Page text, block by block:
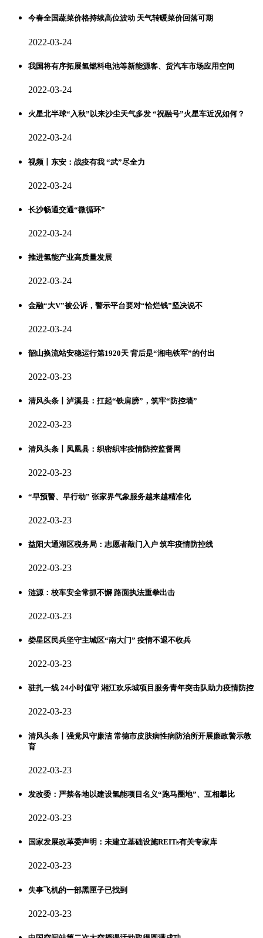
今春全国蔬菜价格持续高位波动 天气转暖菜价回落可期
2022-03-24
我国将有序拓展氢燃料电池等新能源客、货汽车市场应用空间
2022-03-24
火星北半球“入秋”以来沙尘天气多发 “祝融号”火星车近况如何？
2022-03-24
视频丨东安：战疫有我 “武”尽全力
2022-03-24
长沙畅通交通“微循环”
2022-03-24
推进氢能产业高质量发展
2022-03-24
金融“大V”被公诉，警示平台要对“恰烂钱”坚决说不
2022-03-24
韶山换流站安稳运行第1920天 背后是“湘电铁军”的付出
2022-03-23
清风头条丨泸溪县：扛起“铁肩膀”，筑牢“防控墙”
2022-03-23
清风头条丨凤凰县：织密织牢疫情防控监督网
2022-03-23
“早预警、早行动” 张家界气象服务越来越精准化
2022-03-23
益阳大通湖区税务局：志愿者敲门入户 筑牢疫情防控线
2022-03-23
涟源：校车安全常抓不懈 路面执法重拳出击
2022-03-23
娄星区民兵坚守主城区“南大门” 疫情不退不收兵
2022-03-23
驻扎一线 24小时值守 湘江欢乐城项目服务青年突击队助力疫情防控
2022-03-23
清风头条丨强党风守廉洁 常德市皮肤病性病防治所开展廉政警示教
育
2022-03-23
发改委：严禁各地以建设氢能项目名义“跑马圈地”、互相攀比
2022-03-23
国家发展改革委声明：未建立基础设施REITs有关专家库
2022-03-23
失事飞机的一部黑匣子已找到
2022-03-23